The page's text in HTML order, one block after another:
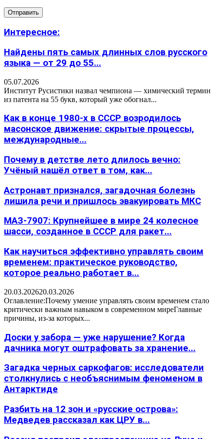
Интересное:
Найдены пять самых длинных слов русского
языка — от 29 до 55...
05.07.2026
Институт Русистики назвал чемпиона — химический термин
из патента на 55 букв, который уже обогнал...
Как в конце 1980-х в СССР возродилось
масонское движение: скрытые процессы,
международные...
Почему в детстве лето длилось вечно:
Учёный нашёл ответ в том, как...
Астронавт признался, загадочная болезнь
лишила речи и пришлось эвакуировать МКС
МАЗ-7907: Крупнейшее в мире 24 колесное
шасси, созданное в СССР для ракет...
Как научиться эффективно управлять своим
временем: практическое руководство,
которое реально работает в...
20.03.202620.03.2026
Оглавление:Почему умение управлять своим временем стало
критически важным навыком в современном миреГлавные
причины, из-за которых...
Доски у забора — уже нарушение? Когда
дачника могут оштрафовать за хранение...
Загадка черных саркофагов: исследователи
столкнулись с необъяснимым феноменом в
Антарктиде
Разбить на 12 зон и «русские острова»:
Медведев рассказал как ЦРУ в...